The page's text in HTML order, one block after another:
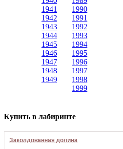
1941
1942
1943
1944
1945
1946
1947
1948
1949
1990
1991
1992
1993
1994
1995
1996
1997
1998
1999
Купить в лабиринте
Заколдованная долина